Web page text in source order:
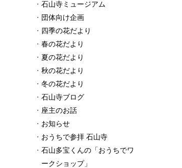
石山寺ミュージアム
団体向け企画
四季の花だより
春の花だより
夏の花だより
秋の花だより
冬の花だより
石山寺ブログ
座主のお話
お知らせ
おうちで参拝 石山寺
石山多宝くんの「おうちでワ
ークショップ」